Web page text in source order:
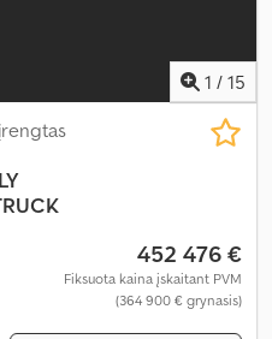
1 / 15
452 476 €
Fiksuota kaina įskaitant PVM
(364 900 € grynasis)